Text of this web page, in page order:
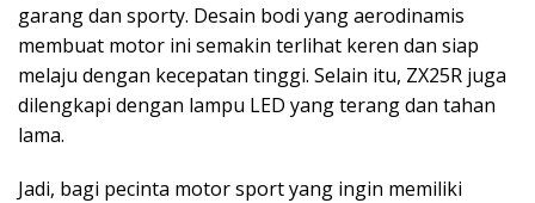
garang dan sporty. Desain bodi yang aerodinamis
membuat motor ini semakin terlihat keren dan siap
melaju dengan kecepatan tinggi. Selain itu, ZX25R juga
dilengkapi dengan lampu LED yang terang dan tahan
lama.
Jadi, bagi pecinta motor sport yang ingin memiliki